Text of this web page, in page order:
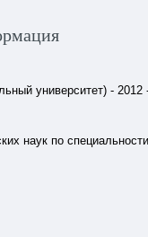
университет) - 2012
наук по